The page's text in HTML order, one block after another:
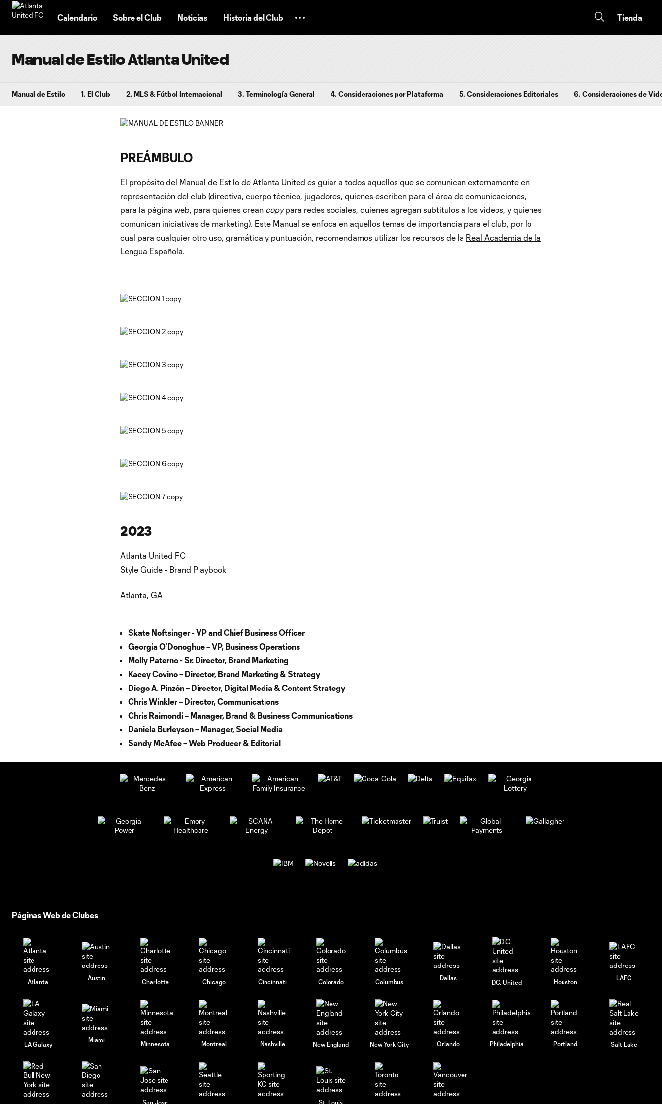
Calendario Sobre el Club Noticias Historia del Club Tienda
Manual de Estilo Atlanta United
Manual de Estilo 1. El Club 2. MLS & Fútbol Internacional 3. Terminología General 4. Consideraciones por Plataforma 5. Consideraciones Editoriales 6. Consideraciones de
PREÁMBULO
El propósito del Manual de Estilo de Atlanta United es guiar a todos aquellos que se comunican externamente en
representación del club (directiva, cuerpo técnico, jugadores, quienes escriben para el área de comunicaciones,
para la página web, para quienes crean copypara redes sociales, quienes agregan subtítulos a los videos, y quienes
comunican iniciativas de marketing). Este Manual se enfoca en aquellos temas de importancia para el club, por lo
cual para cualquier otro uso, gramática y puntuación, recomendamos utilizar los recursos de la Real Academia de la
Lengua Española.
2023
Atlanta United FC
Style Guide - Brand Playbook
Atlanta, GA
Skate Noftsinger - VP and Chief Business Officer
Georgia O’Donoghue – VP, Business Operations
Molly Paterno - Sr. Director, Brand Marketing
Kacey Covino – Director, Brand Marketing & Strategy
Diego A. Pinzón – Director, Digital Media & Content Strategy
Chris Winkler – Director, Communications
Chris Raimondi – Manager, Brand & Business Communications
Daniela Burleyson – Manager, Social Media
Sandy McAfee – Web Producer & Editorial
Páginas Web de Clubes
Atlanta
Austin
Charlotte Chicago Cincinnati Colorado Columbus
Dallas
D.C. United Houston
LAFC
LA Galaxy
Miami
Minnesota Montreal Nashville New England New York City Orlando Philadelphia Portland Salt Lake
San Jose St. Louis